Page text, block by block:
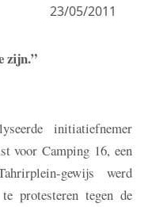
23/05/2011
zijn.”
initiatiefnemer
voor Camping 16, een
gewijs werd
protesteren tegen de